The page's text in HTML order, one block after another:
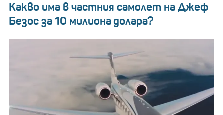
Какво има в частния самолет на Джеф
Безос за 10 милиона долара?